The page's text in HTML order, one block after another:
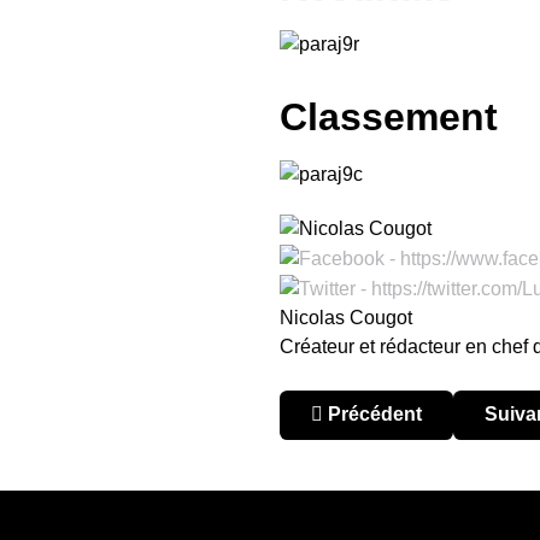
Classement
Nicolas Cougot
Créateur et rédacteur en chef
Article précédent :
Précédent